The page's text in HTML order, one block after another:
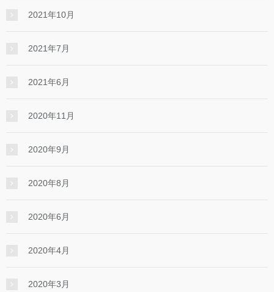
2021年10月
2021年7月
2021年6月
2020年11月
2020年9月
2020年8月
2020年6月
2020年4月
2020年3月